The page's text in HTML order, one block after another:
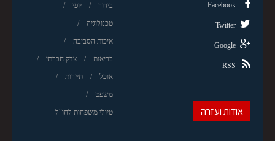
בידור יופי
טכנולוגיה
איכות הסביבה
בריאות צדק חברתי
אוכל תיירות
משפט
טיולי משפחות לחו"ל
Facebook
Twitter
Google+
RSS
אודות ועזרה